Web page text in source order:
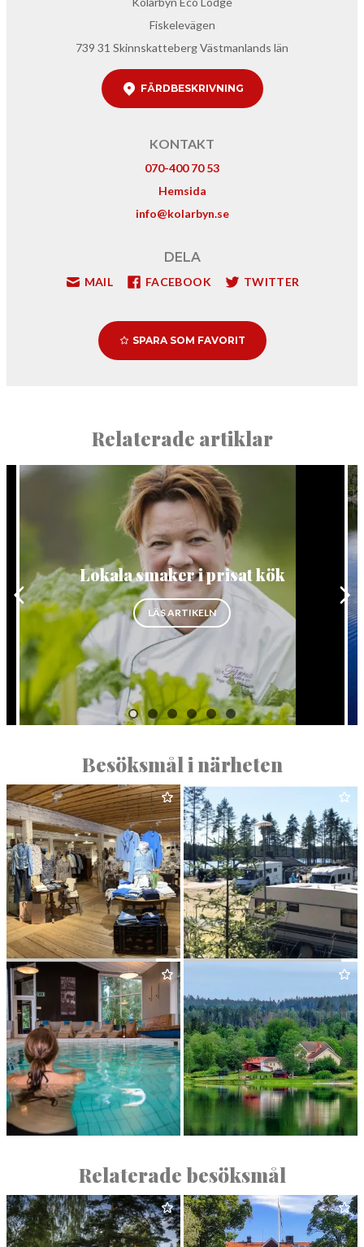
Fiskelevägen
739 31 Skinnskatteberg Västmanlands län
FÄRDBESKRIVNING
KONTAKT
070-400 70 53
Hemsida
info@kolarbyn.se
DELA
MAIL FACEBOOK TWITTER
SPARA SOM FAVORIT
Relaterade artiklar
Lokala smaker i prisat kök
LÄS ARTIKELN”LOKALA SMAKER I PRISAT
Besöksmål i närheten
FÄR­NA HERRGÅRDSBOD
Relaterade besöksmål